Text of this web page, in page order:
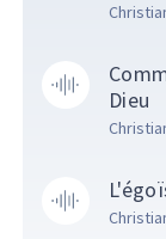
Dieu